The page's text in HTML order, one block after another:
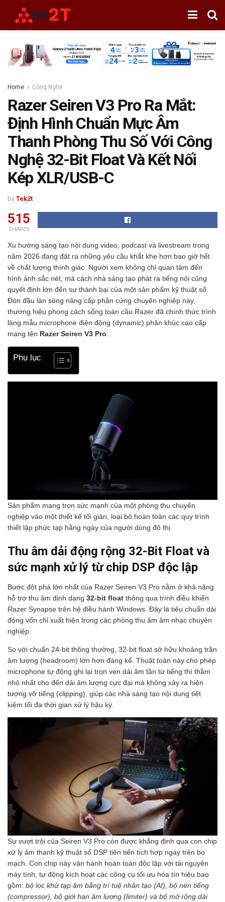
Home Công Nghệ
Razer Seiren V3 Pro Ra Mắt:
Định Hình Chuẩn Mực Âm
Thanh Phòng Thu Số Với Công
Nghệ 32-Bit Float Và Kết Nối
Kép XLR/USB-C
by Tek2t
515
SHARES
Xu hướng sáng tạo nội dung video, podcast và livestream trong
năm 2026 đang đặt ra những yêu cầu khắt khe hơn bao giờ hết
về chất lượng thính giác. Người xem không chỉ quan tâm đến
hình ảnh sắc nét, mà cách nhà sáng tạo phát ra tiếng nói cũng
quyết định lớn đến sự thành bại của một sản phẩm kỹ thuật số.
Đón đầu làn sóng nâng cấp phần cứng chuyên nghiệp này,
thương hiệu phong cách sống toàn cầu Razer đã chính thức trình
làng mẫu microphone điện động (dynamic) phân khúc cao cấp
mang tên Razer Seiren V3 Pro
Phụ lục
Sản phẩm mang trọn sức mạnh của một phòng thu chuyên
nghiệp vào một thiết kế tối giản, loại bỏ hoàn toàn các quy trình
thiết lập phức tạp hằng ngày của người dùng đô thị.
Thu âm dải động rộng 32-Bit Float và
sức mạnh xử lý từ chip DSP độc lập
Bước đột phá lớn nhất của Razer Seiren V3 Pro nằm ở khả năng
hỗ trợ thu âm định dạng 32-bit float thông qua trình điều khiển
Razer Synapse trên hệ điều hành Windows. Đây là tiêu chuẩn dải
động vốn chỉ xuất hiện trong các phòng thu âm âm nhạc chuyên
nghiệp.
So với chuẩn 24-bit thông thường, 32-bit float sở hữu khoảng trần
âm lượng (headroom) lớn hơn đáng kể. Thuật toán này cho phép
microphone tự động ghi lại trọn vẹn dải âm tần từ tiếng thì thầm
nhỏ nhất cho đến dải âm lượng cực đại mà không xảy ra hiện
tượng vỡ tiếng (clipping), giúp các nhà sáng tạo nội dung tiết
kiệm tối đa thời gian xử lý hậu kỳ.
Sự vượt trội của Seiren V3 Pro còn được khẳng định qua con chip
xử lý âm thanh kỹ thuật số DSP tiên tiến tích hợp ngay trên bo
mạch. Con chip này vận hành hoàn toàn độc lập với tài nguyên
máy tính, tự động kích hoạt các công cụ tối ưu hóa tín hiệu bao
gồm: bộ lọc khử tạp âm bằng trí tuệ nhân tạo (AI), bộ nén tiếng
(compressor), bộ giới hạn âm lượng (limiter) và bộ mở rộng dải